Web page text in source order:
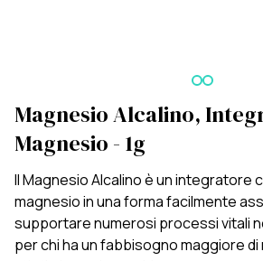
Magnesio Alcalino,
Magnesio - 1g
Il Magnesio Alcalino è un integratore
magnesio in una forma facilmente
supportare numerosi processi vitali
per chi ha un fabbisogno maggiore